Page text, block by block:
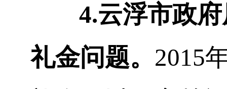
4.云浮市政
礼金问题。 2015